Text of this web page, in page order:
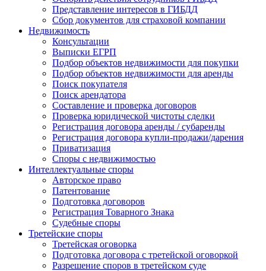
Представление интересов в ГИБДД
Сбор документов для страховой компании
Недвижимость
Консультации
Выписки ЕГРП
Подбор объектов недвижимости для покупки
Подбор объектов недвижимости для аренды
Поиск покупателя
Поиск арендатора
Составление и проверка договоров
Проверка юридической чистоты сделки
Регистрация договора аренды / субаренды
Регистрация договора купли-продажи/дарения
Приватизация
Cпоры с недвижимостью
Интеллектуальные споры
Авторское право
Патентование
Подготовка договоров
Регистрация Товарного Знака
Судебные споры
Третейские споры
Третейская оговорка
Подготовка договора с третейской оговоркой
Разрешение споров в третейском суде